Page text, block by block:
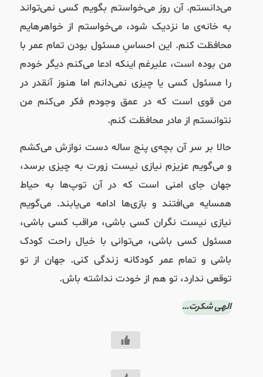
می‌دانستم. آن روز می‌خواستم بگویم کسی نمی‌تواند
به خانه‌ی ما نزدیک شود، می‌خواستم از خواهرهایم
محافظت کنم. این احساسِ مسئول بودن تمام عمر با
من بوده است، علیرغم اینکه ادعا می‌کنم دیگر خودم
را مسئول کسی یا چیزی نمی‌دانم اما هنوز آنقدر در
من قوی است که در عمق وجودم فکر می‌کنم من
نتوانستم از مادر محافظت کنم.
حالا بر سر آن بچه‌ی پنج ساله دست نوازش می‌کشم
و می‌گویم عزیزم نیازی نیست زورت به چیزی برسد،
جهان جای امنی است که در آن توپ‌ها به حیاط
همسایه می‌افتند و بازی‌ها ادامه می‌یابند. می‌گویم
نیازی نیست نگران کسی باشی، مراقب کسی باشی،
مسئول کسی باشی، می‌توانی با خیال راحت کودک
باشی و تمام عمر کودکانه زندگی کنی. جهان از تو
توقعی ندارد، تو هم از خودت نداشته باش.
الهی شکرت…